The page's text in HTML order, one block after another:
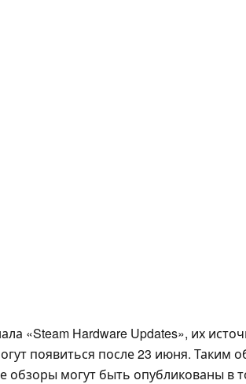
«Steam Hardware Updates», их
появиться после 23 июня. Таким
могут быть опубликованы в